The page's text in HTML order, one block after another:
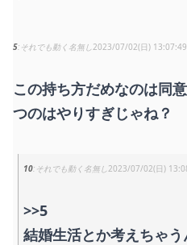
5 それでも動く名無し 2023/07/02(日)
この持ち方だめなのは同
つのはやりすぎじゃね？
10 それでも動く名無し 2023/07/02(日)
>>5
結婚生活とか考えちゃ